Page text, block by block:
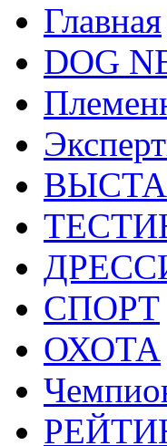
Главная
DOG
СПОРТ
ОХОТА